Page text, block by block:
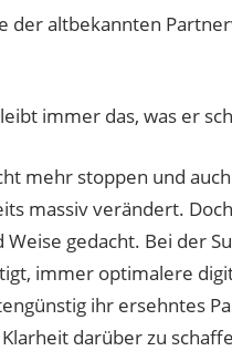
der altbekannten
immer das, was er
mehr stoppen und
massiv verändert.
gedacht. Bei der
immer optimalere
ihr ersehntes
darüber zu